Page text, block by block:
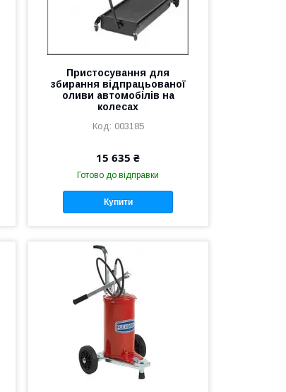
Пристосування для
збирання відпрацьованої
оливи автомобілів на
колесах
003185
15 635 ₴
Готово до відправки
Купити